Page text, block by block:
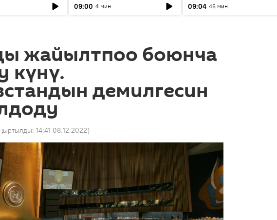
09:00 4 мин
09:04 46 мин
жайылтпоо боюнча
күнү.
демилгесин
14:41 08.12.2022)